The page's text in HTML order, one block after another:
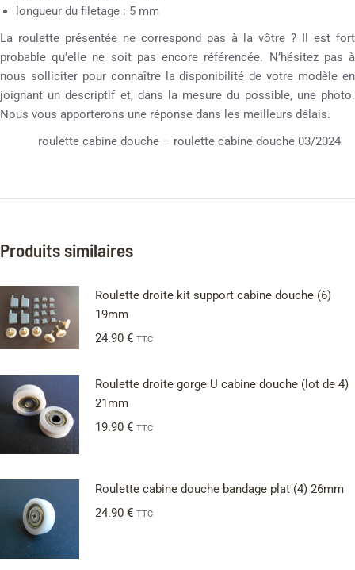
longueur du filetage : 5 mm
La roulette présentée ne correspond pas à la vôtre ? Il est fort
probable qu’elle ne soit pas encore référencée. N’hésitez pas à
nous solliciter pour connaître la disponibilité de votre modèle en
joignant un descriptif et, dans la mesure du possible, une photo.
Nous vous apporterons une réponse dans les meilleurs délais.
roulette cabine douche – roulette cabine douche 03/2024
Produits similaires
Roulette droite kit support cabine douche (6)
19mm
24.90 € TTC
Roulette droite gorge U cabine douche (lot de 4)
21mm
19.90 € TTC
Roulette cabine douche bandage plat (4) 26mm
24.90 € TTC